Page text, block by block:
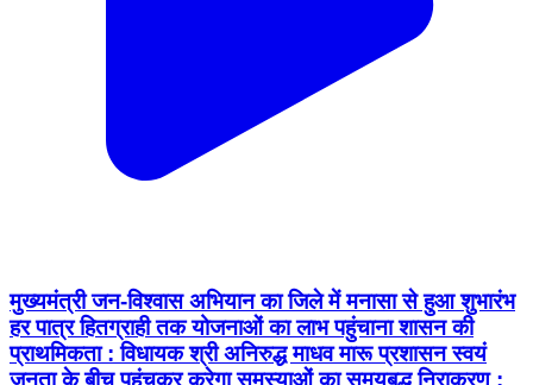
मुख्यमंत्री जन-विश्वास अभियान का जिले में मनासा से हुआ शुभारंभ
हर पात्र हितग्राही तक योजनाओं का लाभ पहुंचाना शासन की
प्राथमिकता : विधायक श्री अनिरुद्ध माधव मारू प्रशासन स्वयं
जनता के बीच पहुंचकर करेगा समस्याओं का समयबद्ध निराकरण :